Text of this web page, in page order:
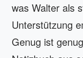
was Walter als
Unterstützung
Genug ist